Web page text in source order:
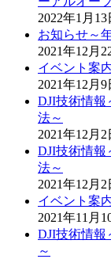
2022年1月13
お知らせ～
2021年12月
イベント案
2021年12月9
DJI技術情報
法～
2021年12月2
DJI技術情報
法～
2021年12月2
イベント案
2021年11月
DJI技術情報
～